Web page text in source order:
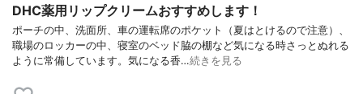
DHC薬用リップクリームおすすめします！
ポーチの中、洗面所、車の運転席のポケット（夏はとけるので注意）、
職場のロッカーの中、寝室のベッド脇の棚など気になる時さっとぬれる
ように常備しています。気になる香…続きを見る